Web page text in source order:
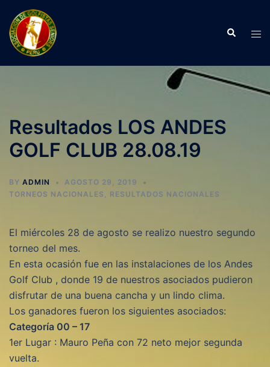
content
Search
Resultados LOS ANDES
GOLF CLUB 28.08.19
BY ADMIN
AGOSTO 29, 2019
TORNEOS NACIONALES , RESULTADOS NACIONALES
El miércoles 28 de agosto se realizo nuestro segundo
torneo del mes.
En esta ocasión fue en las instalaciones de los Andes
Golf Club , donde 19 de nuestros asociados pudieron
disfrutar de una buena cancha y un lindo clima.
Los ganadores fueron los siguientes asociados:
Categoría 00 – 17
1er Lugar : Mauro Peña con 72 neto mejor segunda
vuelta.